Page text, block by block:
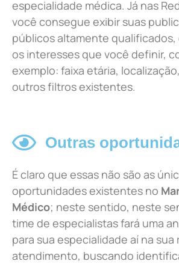
especialidade médica. Já nas
você consegue exibir suas
públicos altamente
os interesses que você definir,
exemplo: faixa etária,
outros filtros existentes.
Outras
É claro que essas não são as
oportunidades existentes no
Médico; neste sentido, neste
time de especialistas fará uma
para sua especialidade aí na sua
atendimento, buscando